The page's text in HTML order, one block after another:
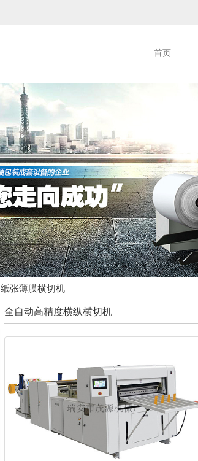
首页
纸张薄膜横切机
全自动高精度横纵横切机